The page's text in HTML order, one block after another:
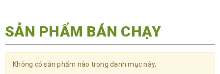
SẢN PHẨM BÁN CHẠY
Không có sản phẩm nào trong danh mục này.